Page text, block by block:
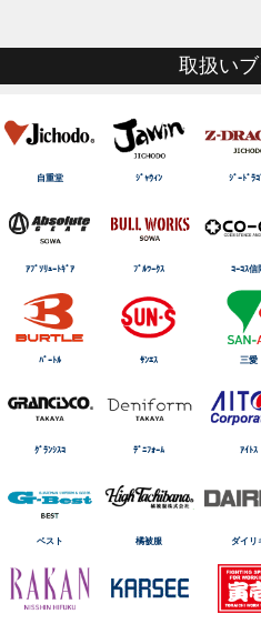
取扱い
自重堂 ｼﾞｬｳｨﾝ ｼﾞｰﾄﾞﾗ
ｱﾌﾞｿﾘｭｰﾄｷﾞｱ ﾌﾞﾙﾜｰｸｽ ｺｰｺｽ信
ﾊﾞｰﾄﾙ ｻﾝｴｽ 三愛
ｸﾞﾗﾝｼｽｺ ﾃﾞﾆﾌｫｰﾑ ｱｲﾄｽ
ベスト 橘被服 ダイリ